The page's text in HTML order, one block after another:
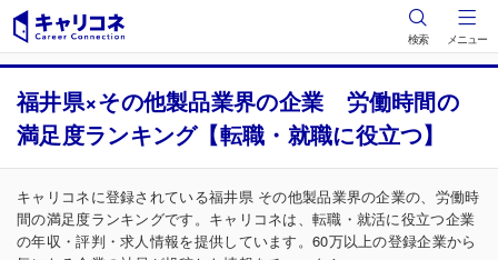
検索 メニュー
福井県×その他製品業界の企業 労働時間の
満足度ランキング【転職・就職に役立つ】
キャリコネに登録されている福井県 その他製品業界の企業の、労働時
間の満足度ランキングです。キャリコネは、転職・就活に役立つ企業
の年収・評判・求人情報を提供しています。60万以上の登録企業から